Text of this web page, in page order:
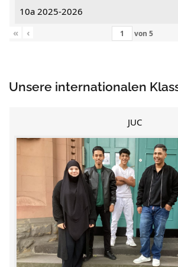
10a 2025-2026
«
‹ von 5
Unsere internationalen
JUC